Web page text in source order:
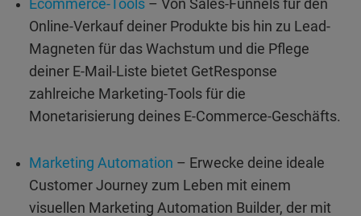
Ecommerce-Tools – Von Sales-Funnels für den
Online-Verkauf deiner Produkte bis hin zu Lead-
Magneten für das Wachstum und die Pflege
deiner E-Mail-Liste bietet GetResponse
zahlreiche Marketing-Tools für die
Monetarisierung deines E-Commerce-Geschäfts.
Marketing Automation – Erwecke deine ideale
Customer Journey zum Leben mit einem
visuellen Marketing Automation Builder, der mit